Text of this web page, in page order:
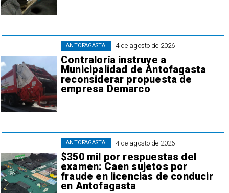
4 de agosto de 2026
Contraloría instruye a
Municipalidad de Antofagasta
reconsiderar propuesta de
empresa Demarco
ANTOFAGASTA
4 de agosto de 2026
$350 mil por respuestas del
examen: Caen sujetos por
fraude en licencias de conducir
en Antofagasta
ANTOFAGASTA